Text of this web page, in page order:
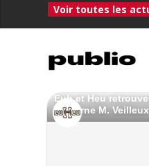
Voir toutes les